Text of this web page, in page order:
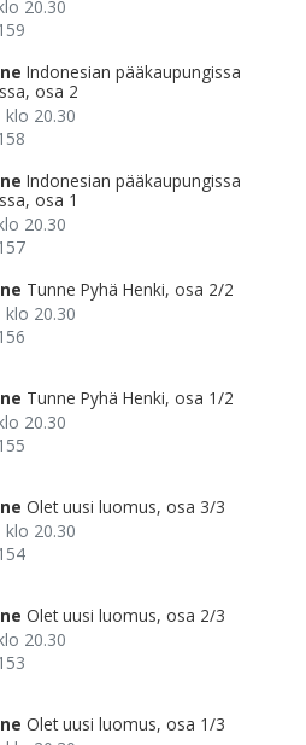
20.30
Indonesian pääkaupungissa
osa 2
klo 20.30
Indonesian pääkaupungissa
osa 1
20.30
Tunne Pyhä Henki, osa 2/2
klo 20.30
Tunne Pyhä Henki, osa 1/2
20.30
Olet uusi luomus, osa 3/3
klo 20.30
Olet uusi luomus, osa 2/3
20.30
Olet uusi luomus, osa 1/3